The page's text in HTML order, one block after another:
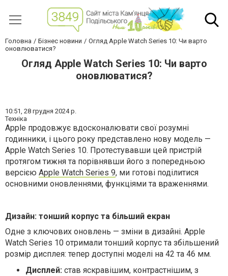
Головна Бізнес новини
Огляд Apple Watch Series 10: Чи варто
оновлюватися?
Огляд Apple Watch Series 10: Чи варто
оновлюватися?
10:51, 28 грудня 2024 р.
Техніка
Apple продовжує вдосконалювати свої розумні
годинники, і цього року представлено нову модель —
Apple Watch Series 10. Протестувавши цей пристрій
протягом тижня та порівнявши його з попередньою
версією Apple Watch Series 9, ми готові поділитися
основними оновленнями, функціями та враженнями.
Дизайн: тонший корпус та більший екран
Одне з ключових оновлень — зміни в дизайні. Apple
Watch Series 10 отримали тонший корпус та збільшений
розмір дисплея: тепер доступні моделі на 42 та 46 мм.
Дисплей: став яскравішим, контрастнішим, з